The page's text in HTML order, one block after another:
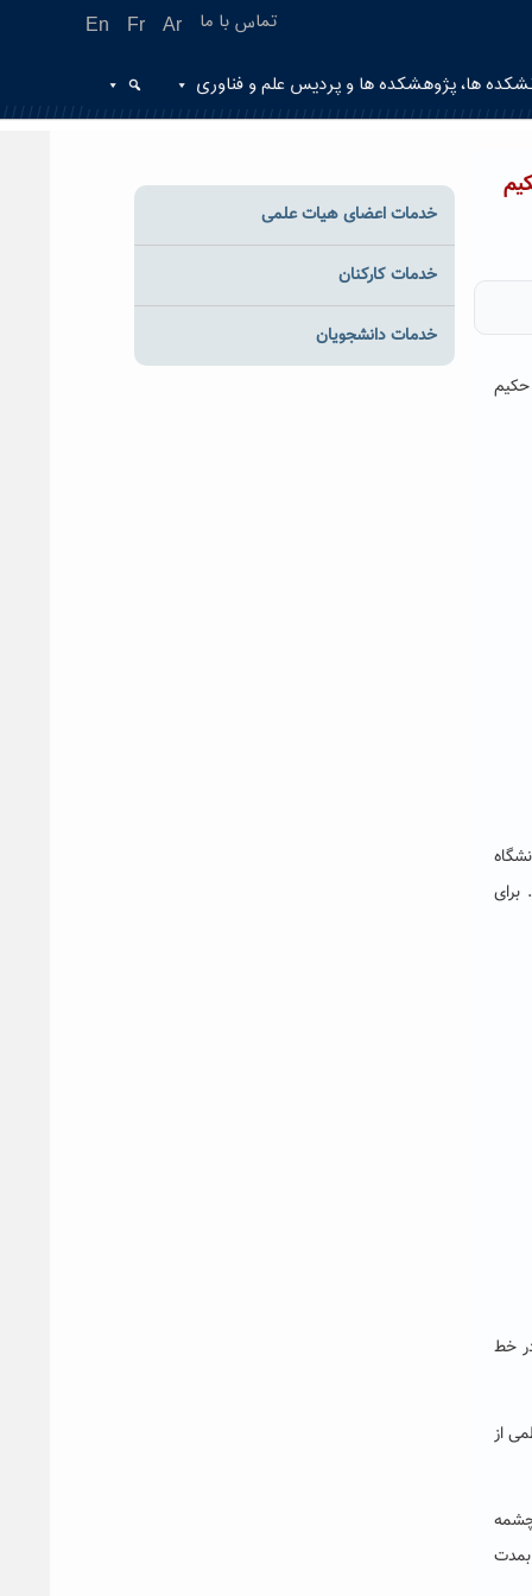
En Fr Ar تماس با ما
ها، پژوهشکده ها و پردیس علم و فناوری
… برای
خط
از
چشمه
خدمات اعضای هیات علمی
خدمات کارکنان
خدمات دانشجویان